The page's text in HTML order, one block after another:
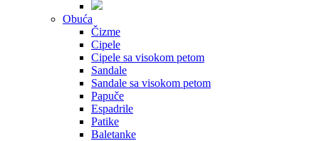
Obuća
Čizme
Cipele
Cipele sa visokom petom
Sandale
Sandale sa visokom petom
Papuče
Espadrile
Patike
Baletanke